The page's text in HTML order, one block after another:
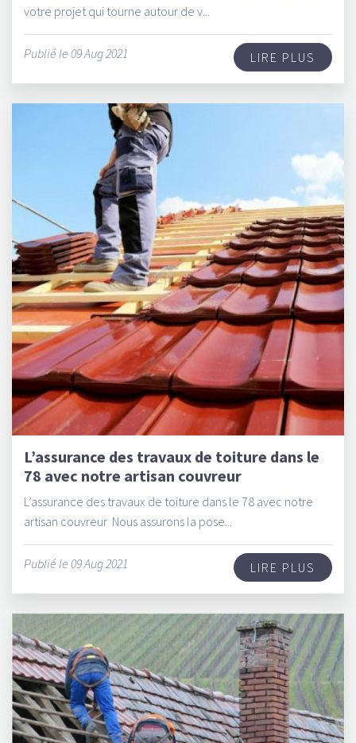
votre projet qui tourne autour de v...
Publié le 09 Aug 2021 LIRE PLUS
L’assurance des travaux de toiture dans le
78 avec notre artisan couvreur
L’assurance des travaux de toiture dans le 78 avec notre
artisan couvreur Nous assurons la pose...
Publié le 09 Aug 2021 LIRE PLUS